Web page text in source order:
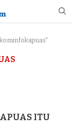
ITU